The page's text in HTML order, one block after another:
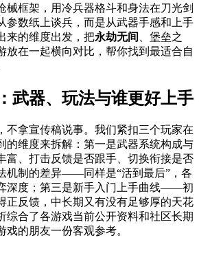
械框架，用冷兵器格斗和身法在刀光剑
参数纸上谈兵，而是从武器手感和上手
来的维度出发，把永劫无间
、堡垒之
放在一起横向对比，帮你找到最适合自
武器、玩法与谁更好上手
不拿宣传稿说事。我们紧扣三个玩家在
的维度来拆解：第一是武器系统构成与
、打击反馈是否跟手、切换衔接是否
机制的差异——同样是“活到最后”，各
深度；第三是新手入门上手曲线——初
正反馈，中长期又有没有足够厚的天花
综合了各游戏当前公开资料和社区长期
戏的朋友一份客观参考。